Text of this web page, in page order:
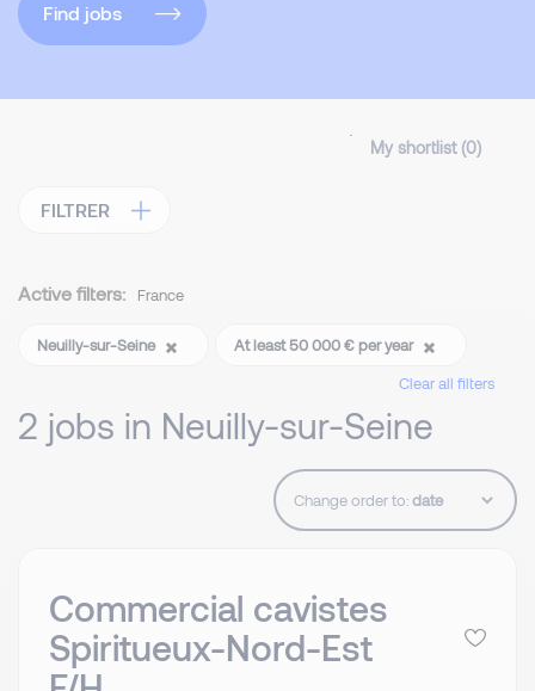
Find jobs
My shortlist (0)
FILTRER
Active filters: France
Neuilly-sur-Seine
At least 50 000 € per year
Clear all filters
2 jobs in Neuilly-sur-Seine
Change order to:
Commercial cavistes
Spiritueux-Nord-Est